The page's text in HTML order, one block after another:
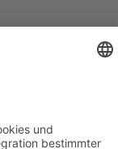
alles perfekt und